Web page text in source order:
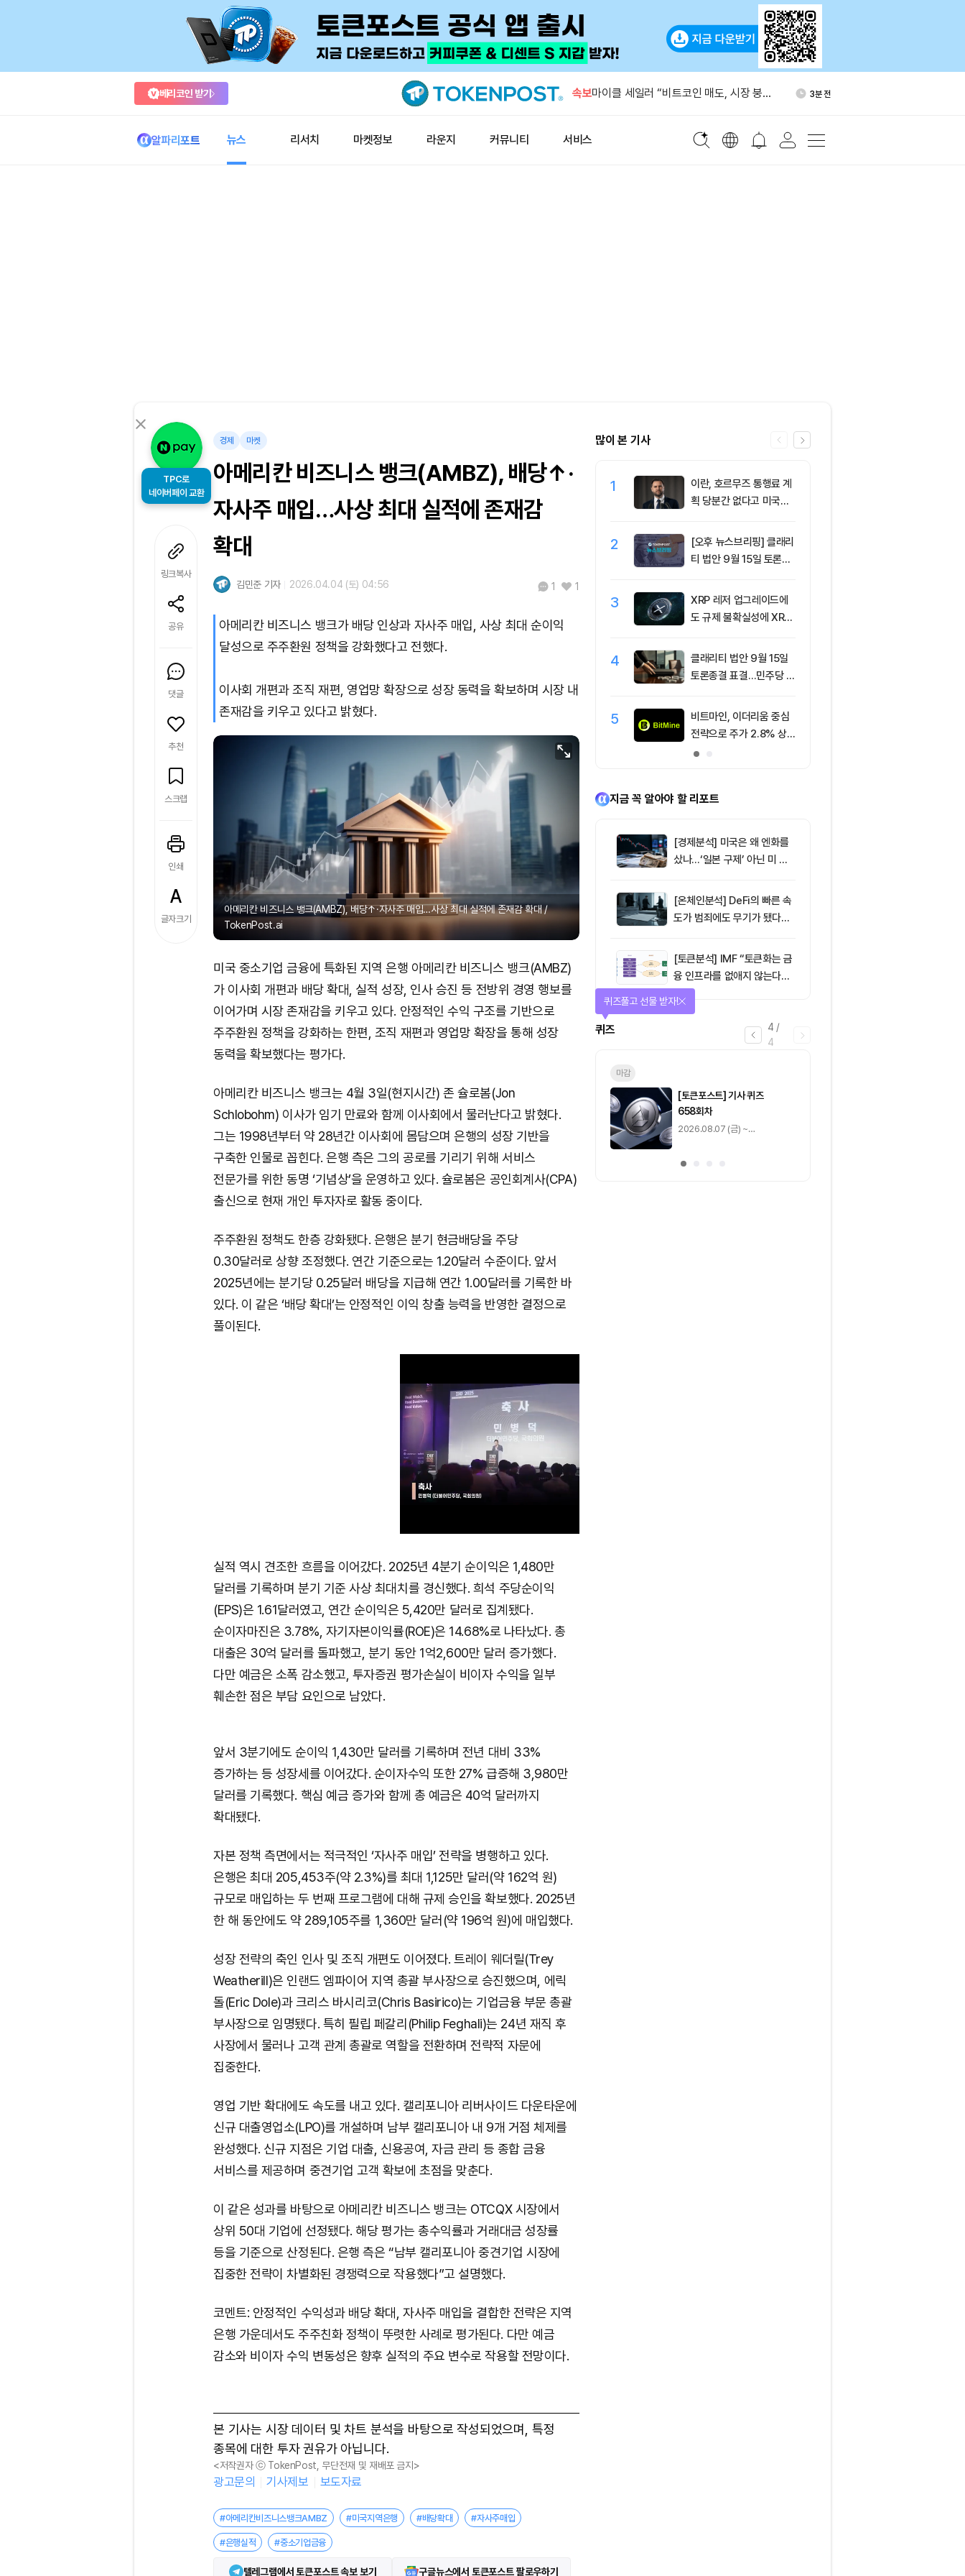
베리코인 받기 속보
Naval “오픈소스 AI, 프론티어랩 수익성
59분 전
마이클 세일러 “비트코인 매도, 시장 붕괴
3분 전
알파리포트 뉴스 리서치 마켓정보 라운지 커뮤니티 서비스
TPC로
네이버페이 교환
링크복사
공유
댓글
추천
스크랩
인쇄
글자크기
경제 마켓
아메리칸 비즈니스 뱅크(AMBZ), 배당↑·
자사주 매입…사상 최대 실적에 존재감
확대
김민준 기자 2026.04.04 (토) 04:56 1 1
아메리칸 비즈니스 뱅크가 배당 인상과 자사주 매입, 사상 최대 순이익
달성으로 주주환원 정책을 강화했다고 전했다.
이사회 개편과 조직 재편, 영업망 확장으로 성장 동력을 확보하며 시장 내
존재감을 키우고 있다고 밝혔다.
아메리칸 비즈니스 뱅크(AMBZ), 배당↑·자사주 매입…사상 최대 실적에 존재감 확대 /
TokenPost.ai
미국 중소기업 금융에 특화된 지역 은행 아메리칸 비즈니스 뱅크(AMBZ)
가 이사회 개편과 배당 확대, 실적 성장, 인사 승진 등 전방위 경영 행보를
이어가며 시장 존재감을 키우고 있다. 안정적인 수익 구조를 기반으로
주주환원 정책을 강화하는 한편, 조직 재편과 영업망 확장을 통해 성장
동력을 확보했다는 평가다.
아메리칸 비즈니스 뱅크는 4월 3일(현지시간) 존 슐로봄(Jon
Schlobohm) 이사가 임기 만료와 함께 이사회에서 물러난다고 밝혔다.
그는 1998년부터 약 28년간 이사회에 몸담으며 은행의 성장 기반을
구축한 인물로 꼽힌다. 은행 측은 그의 공로를 기리기 위해 서비스
전문가를 위한 동명 ‘기념상’을 운영하고 있다. 슐로봄은 공인회계사(CPA)
출신으로 현재 개인 투자자로 활동 중이다.
주주환원 정책도 한층 강화됐다. 은행은 분기 현금배당을 주당
0.30달러로 상향 조정했다. 연간 기준으로는 1.20달러 수준이다. 앞서
2025년에는 분기당 0.25달러 배당을 지급해 연간 1.00달러를 기록한 바
있다. 이 같은 ‘배당 확대’는 안정적인 이익 창출 능력을 반영한 결정으로
풀이된다.
t
실적 역시 견조한 흐름을 이어갔다. 2025년 4분기 순이익은 1,480만
달러를 기록하며 분기 기준 사상 최대치를 경신했다. 희석 주당순이익
(EPS)은 1.61달러였고, 연간 순이익은 5,420만 달러로 집계됐다.
순이자마진은 3.78%, 자기자본이익률(ROE)은 14.68%로 나타났다. 총
대출은 30억 달러를 돌파했고, 분기 동안 1억2,600만 달러 증가했다.
다만 예금은 소폭 감소했고, 투자증권 평가손실이 비이자 수익을 일부
훼손한 점은 부담 요인으로 남았다.
앞서 3분기에도 순이익 1,430만 달러를 기록하며 전년 대비 33%
증가하는 등 성장세를 이어갔다. 순이자수익 또한 27% 급증해 3,980만
달러를 기록했다. 핵심 예금 증가와 함께 총 예금은 40억 달러까지
확대됐다.
자본 정책 측면에서는 적극적인 ‘자사주 매입’ 전략을 병행하고 있다.
은행은 최대 205,453주(약 2.3%)를 최대 1,125만 달러(약 162억 원)
규모로 매입하는 두 번째 프로그램에 대해 규제 승인을 확보했다. 2025년
한 해 동안에도 약 289,105주를 1,360만 달러(약 196억 원)에 매입했다.
성장 전략의 축인 인사 및 조직 개편도 이어졌다. 트레이 웨더릴(Trey
Weatherill)은 인랜드 엠파이어 지역 총괄 부사장으로 승진했으며, 에릭
돌(Eric Dole)과 크리스 바시리코(Chris Basirico)는 기업금융 부문 총괄
부사장으로 임명됐다. 특히 필립 페갈리(Philip Feghali)는 24년 재직 후
사장에서 물러나 고객 관계 총괄로 역할을 전환하며 전략적 자문에
집중한다.
영업 기반 확대에도 속도를 내고 있다. 캘리포니아 리버사이드 다운타운에
신규 대출영업소(LPO)를 개설하며 남부 캘리포니아 내 9개 거점 체제를
완성했다. 신규 지점은 기업 대출, 신용공여, 자금 관리 등 종합 금융
서비스를 제공하며 중견기업 고객 확보에 초점을 맞춘다.
이 같은 성과를 바탕으로 아메리칸 비즈니스 뱅크는 OTCQX 시장에서
상위 50대 기업에 선정됐다. 해당 평가는 총수익률과 거래대금 성장률
등을 기준으로 산정된다. 은행 측은 “남부 캘리포니아 중견기업 시장에
집중한 전략이 차별화된 경쟁력으로 작용했다”고 설명했다.
코멘트: 안정적인 수익성과 배당 확대, 자사주 매입을 결합한 전략은 지역
은행 가운데서도 주주친화 정책이 뚜렷한 사례로 평가된다. 다만 예금
감소와 비이자 수익 변동성은 향후 실적의 주요 변수로 작용할 전망이다.
본 기사는 시장 데이터 및 차트 분석을 바탕으로 작성되었으며, 특정
종목에 대한 투자 권유가 아닙니다.
<저작권자 ⓒ TokenPost, 무단전재 및 재배포 금지>
광고문의 기사제보 보도자료
#아메리칸비즈니스뱅크AMBZ #미국지역은행 #배당확대 #자사주매입
#은행실적 #중소기업금융
텔레그램에서 토큰포스트 속보 보기 구글뉴스에서 토큰포스트 팔로우하기
많이 본 기사
1
이란, 호르무즈 통행료 계
획 당분간 없다고 미국에
2
[오후 뉴스브리핑] 클래리
티 법안 9월 15일 토론종
3
XRP 레저 업그레이드에
도 규제 불확실성에 XRP
4
클래리티 법안 9월 15일
토론종결 표결…민주당 7
5
비트마인, 이더리움 중심
전략으로 주가 2.8% 상
승
지금 꼭 알아야 할 리포트
[경제분석] 미국은 왜 엔화를
샀나…‘일본 구제’ 아닌 미 국
[온체인분석] DeFi의 빠른 속
도가 범죄에도 무기가 됐다…
[토큰분석] IMF “토큰화는 금
융 인프라를 없애지 않는다…
‘하이브리드 FMI’로 재편할
4 /
4
퀴즈
퀴즈풀고 선물 받자!
마감
[토큰포스트] 기사 퀴즈
658회차
2026.08.07 (금) ~